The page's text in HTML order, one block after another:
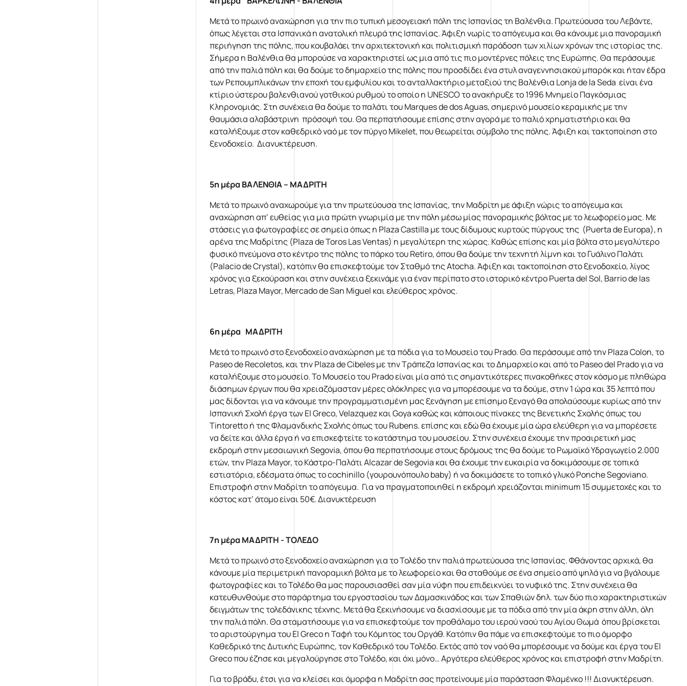
Μετά το πρωινό αναχώρηση για την πιο τυπική μεσογειακή πόλη της Ισπανίας τη Βαλένθια. Πρωτεύουσα του Λεβάντε,
όπως λέγεται στα Ισπανικά η ανατολική πλευρά της Ισπανίας. Άφιξη νωρίς το απόγευμα και θα κάνουμε μια πανοραμική
περιήγηση της πόλης, που κουβαλάει την αρχιτεκτονική και πολιτισμική παράδοση των χιλίων χρόνων της ιστορίας της.
Σήμερα η Βαλένθια θα μπορούσε να χαρακτηριστεί ως μια από τις πιο μοντέρνες πόλεις της Ευρώπης. Θα περάσουμε
από την παλιά πόλη και θα δούμε το δημαρχείο της πόλης που προσδίδει ένα στυλ αναγεννησιακού μπαρόκ και ήταν έδρα
των Ρεπουμπλικάνων την εποχή του εμφυλίου και το ανταλλακτήριο μεταξιού της Βαλένθια Lonja de la Seda είναι ένα
κτίριο ύστερου βαλενθιανού γοτθικού ρυθμού το οποίο η UNESCO το ανακήρυξε το 1996 Μνημείο Παγκόσμιας
Κληρονομιάς. Στη συνέχεια θα δούμε το παλάτι του Marques de dos Aguas, σημερινό μουσείο κεραμικής με την
θαυμάσια αλαβάστρινη πρόσοψή του. Θα περπατήσουμε επίσης στην αγορά με το παλιό χρηματιστήριο και θα
καταλήξουμε στον καθεδρικό ναό με τον πύργο Mikelet, που θεωρείται σύμβολο της πόλης. Άφιξη και τακτοποίηση στο
ξενοδοχείο. Διανυκτέρευση.
5η μέρα ΒΑΛΕΝΘΙΑ – ΜΑΔΡΙΤΗ
Μετά το πρωινό αναχωρούμε για την πρωτεύουσα της Ισπανίας, την Μαδρίτη με άφιξη νώρις το απόγευμα και
αναχώρηση απ’ ευθείας για μια πρώτη γνωριμία με την πόλη μέσω μίας πανοραμικής βόλτας με το λεωφορείο μας. Με
στάσεις για φωτογραφίες σε σημεία όπως η Plaza Castilla με τους δίδυμους κυρτούς πύργους της (Puerta de Europa), η
αρένα της Μαδρίτης (Plaza de Toros Las Ventas) η μεγαλύτερη της χώρας. Καθώς επίσης και μία βόλτα στο μεγαλύτερο
φυσικό πνεύμονα στο κέντρο της πόλης το πάρκο του Retiro, όπου θα δούμε την τεχνητή λίμνη και το Γυάλινο Παλάτι
(Palacio de Crystal), κατόπιν θα επισκεφτούμε τον Σταθμό της Atocha. Άφιξη και τακτοποίηση στο ξενοδοχείο, λίγος
χρόνος για ξεκούραση και στην συνέχεια ξεκινάμε για έναν περίπατο στο ιστορικό κέντρο Puerta del Sol, Barrio de las
Letras, Plaza Mayor, Mercado de San Miguel και ελεύθερος χρόνος.
6η μέρα ΜΑΔΡΙΤΗ
Μετά το πρωινό στο ξενοδοχείο αναχώρηση με τα πόδια για το Μουσείο του Prado. Θα περάσουμε από την Plaza Colon, το
Paseo de Recoletos, και την Plaza de Cibeles με την Τράπεζα Ισπανίας και το Δημαρχείο και από το Paseo del Prado για να
καταλήξουμε στο μουσείο. Το Μουσείο του Prado είναι μία από τις σημαντικότερες πινακοθήκες στον κόσμο με πληθώρα
διάσημων έργων που θα χρειαζόμασταν μέρες ολόκληρες για να μπορέσουμε να τα δούμε, στην 1 ώρα και 35 λεπτά που
μας δίδονται για να κάνουμε την προγραμματισμένη μας ξενάγηση με επίσημο ξεναγό θα απολαύσουμε κυρίως από την
Ισπανική Σχολή έργα των El Greco, Velazquez και Goya καθώς και κάποιους πίνακες της Βενετικής Σχολής όπως του
Tintoretto ή της Φλαμανδικής Σχολής όπως του Rubens. επίσης και εδώ θα έχουμε μία ώρα ελεύθερη για να μπορέσετε
να δείτε και άλλα έργα ή να επισκεφτείτε το κατάστημα του μουσείου. Στην συνέχεια έχουμε την προαιρετική μας
εκδρομή στην μεσαιωνική Segovia, όπου θα περπατήσουμε στους δρόμους της θα δούμε το Ρωμαϊκό Υδραγωγείο 2.000
ετών, την Plaza Mayor, το Κάστρο-Παλάτι Alcazar de Segovia και θα έχουμε την ευκαιρία να δοκιμάσουμε σε τοπικά
εστιατόρια, εδέσματα όπως το cochinillo (γουρουνόπουλο baby) ή να δοκιμάσετε το τοπικό γλυκό Ponche Segoviano.
Επιστροφή στην Μαδρίτη το απόγευμα. Για να πραγματοποιηθεί η εκδρομή χρειάζονται minimum 15 συμμετοχές και το
κόστος κατ’ άτομο είναι 50€. Διανυκτέρευση
7η μέρα ΜΑΔΡΙΤΗ - ΤΟΛΕΔΟ
Μετά το πρωινό στο ξενοδοχείο αναχώρηση για το Τολέδο την παλιά πρωτεύουσα της Ισπανίας. Φθάνοντας αρχικά, θα
κάνουμε μία περιμετρική πανοραμική βόλτα με το λεωφορείο και θα σταθούμε σε ένα σημείο από ψηλά για να βγάλουμε
φωτογραφίες και το Τολέδο θα μας παρουσιασθεί σαν μία νύφη που επιδεικνύει το νυφικό της. Στην συνέχεια θα
κατευθυνθούμε στο παράρτημα του εργοστασίου των Δαμασκινάδος και των Σπαθιών δηλ. των δύο πιο χαρακτηριστικών
δειγμάτων της τολεδάνικης τέχνης. Μετά θα ξεκινήσουμε να διασχίσουμε με τα πόδια από την μία άκρη στην άλλη, όλη
την παλιά πόλη. Θα σταματήσουμε για να επισκεφτούμε τον προθάλαμο του ιερού ναού του Αγίου Θωμά όπου βρίσκεται
το αριστούργημα του El Greco η Ταφή του Κόμητος του Οργάθ. Κατόπιν θα πάμε να επισκεφτούμε το πιο όμορφο
Καθεδρικό της Δυτικής Ευρώπης, τον Καθεδρικό του Τολέδο. Εκτός από τον ναό θα μπορέσουμε να δούμε και έργα του El
Greco που έζησε και μεγαλούργησε στο Τολέδο, και όχι μόνο… Αργότερα ελεύθερος χρόνος και επιστροφή στην Μαδρίτη.
Για το βράδυ, έτσι για να κλείσει και όμορφα η Μαδρίτη σας προτείνουμε μία παράσταση Φλαμένκο !!! Διανυκτέρευση.